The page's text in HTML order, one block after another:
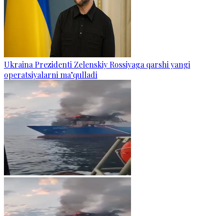
Ukraina Prezidenti Zelenskiy Rossiyaga qarshi yangi
operatsiyalarni ma’qulladi